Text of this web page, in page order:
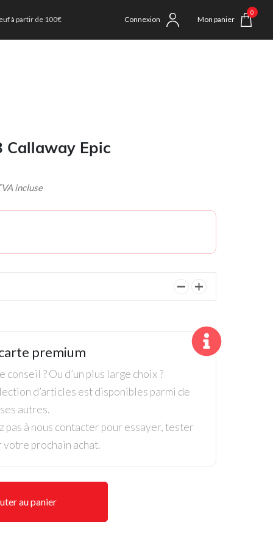
à partir de 100€ Connexion Mon panier
0
Callaway Epic
incluse
quantité
3
Callaway
premium
conseil ? Ou d’un plus large choix ?
d’articles est disponibles parmi de
autres.
pas à nous contacter pour essayer, tester
prochain achat.
au panier